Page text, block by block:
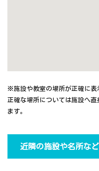
※施設や教室の場所が正確に表
正確な場所については施設へ
ます。
近隣の施設や名所など